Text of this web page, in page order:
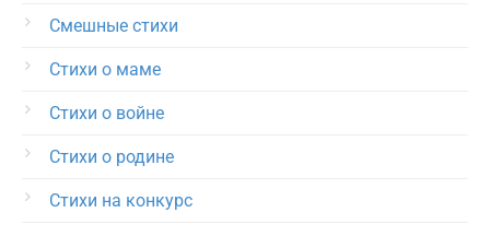
Смешные стихи
Стихи о маме
Стихи о войне
Стихи о родине
Стихи на конкурс